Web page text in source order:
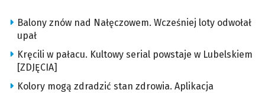
Balony znów nad Nałęczowem. Wcześniej loty odwołał
upał
Kręcili w pałacu. Kultowy serial powstaje w Lubelskiem
[ZDJĘCIA]
Kolory mogą zdradzić stan zdrowia. Aplikacja